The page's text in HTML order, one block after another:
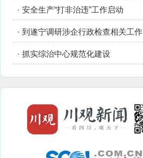
· 安全生产“打非治违”工作启动
· 到遂宁调研涉企行政检查相关工作
· 抓实综治中心规范化建设